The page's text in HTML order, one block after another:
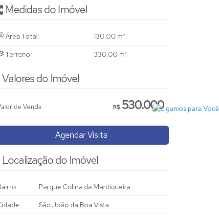
Medidas do Imóvel
Área Total: 130.00 m²
Terreno: 330.00 m²
Valores do Imóvel
R$530.000
de Venda
Agendar Visita
Localização do Imóvel
Parque Colina da Mantiqueira
São João da Boa Vista